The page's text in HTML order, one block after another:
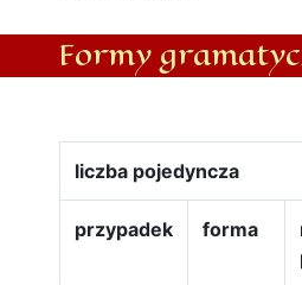
Formy
liczba pojedyncza
przypadek forma